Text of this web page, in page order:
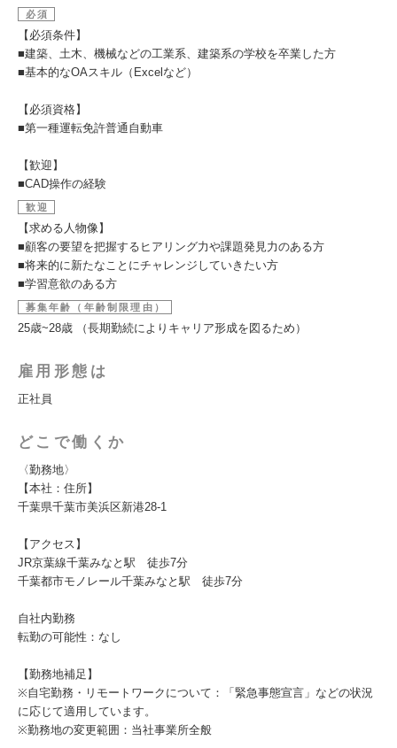
必須
【必須条件】
■建築、土木、機械などの工業系、建築系の学校を卒業した方
■基本的なOAスキル（Excelなど）
【必須資格】
■第一種運転免許普通自動車
【歓迎】
■CAD操作の経験
歓迎
【求める人物像】
■顧客の要望を把握するヒアリング力や課題発見力のある方
■将来的に新たなことにチャレンジしていきたい方
■学習意欲のある方
募集年齢（年齢制限理由）
25歳~28歳 （長期勤続によりキャリア形成を図るため）
雇用形態は
正社員
どこで働くか
〈勤務地〉
【本社：住所】
千葉県千葉市美浜区新港28-1
【アクセス】
JR京葉線千葉みなと駅 徒歩7分
千葉都市モノレール千葉みなと駅 徒歩7分
自社内勤務
転勤の可能性：なし
【勤務地補足】
※自宅勤務・リモートワークについて：「緊急事態宣言」などの状況
に応じて適用しています。
※勤務地の変更範囲：当社事業所全般